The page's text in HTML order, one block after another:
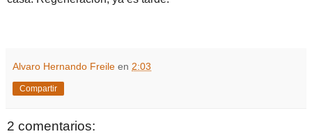
Alvaro Hernando Freile en 2:03
Compartir
2 comentarios: